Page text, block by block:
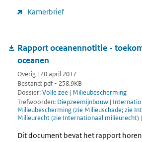
Kamerbrief
Rapport oceanennotitie -
oceanen
Overig | 20 april 2017
Bestand: pdf - 258.9KB
Dossier:Volle zee | Milieubescherming
Trefwoorden: Diepzeemijnbouw |
Milieubescherming (zie Milieuschade; zie
Milieurecht (zie Internationaal milieurecht) |
Dit document bevat het rapport